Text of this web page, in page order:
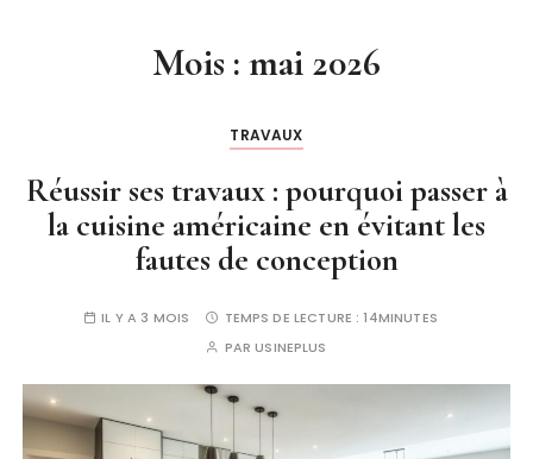
Mois : mai 2026
TRAVAUX
Réussir ses travaux : pourquoi passer à
la cuisine américaine en évitant les
fautes de conception
IL Y A 3 MOIS TEMPS DE LECTURE :14MINUTES
PARUSINEPLUS